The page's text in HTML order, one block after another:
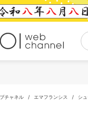
チャネル / エマフランシス / シ